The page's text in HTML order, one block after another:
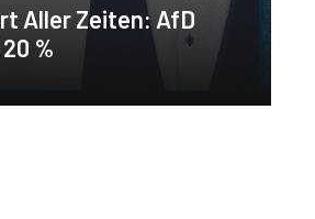
Aller Zeiten: AfD
%